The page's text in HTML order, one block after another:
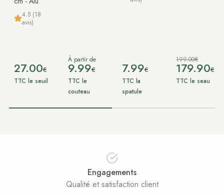
4.5 (18
avis)
27.00€
TTC le seuil
À partir de
9.99€
TTC le
couteau
7.99€
TTC la
spatule
199.00€
179.90€
TTC le seau
Engagements
Qualité et satisfaction client